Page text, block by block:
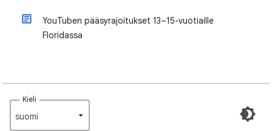
YouTuben pääsyrajoitukset 13–15-vuotiaille
Floridassa
Kieli
suomi‎